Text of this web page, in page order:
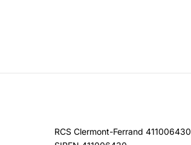
RCS Clermont-Ferrand 411006430